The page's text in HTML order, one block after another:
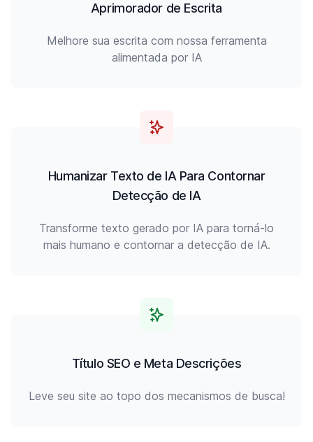
Aprimorador de Escrita
Melhore sua escrita com nossa ferramenta
alimentada por IA
Humanizar Texto de IA Para Contornar
Detecção de IA
Transforme texto gerado por IA para torná-lo
mais humano e contornar a detecção de IA.
Título SEO e Meta Descrições
Leve seu site ao topo dos mecanismos de busca!